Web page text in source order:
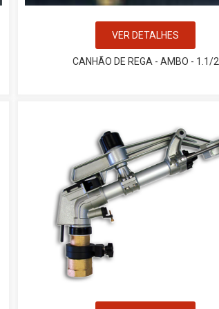
VER DETALHES
CANHÃO DE REGA - AMBO - 1.1/2